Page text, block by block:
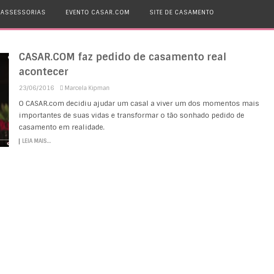
ASSESSORIAS EVENTO CASAR.COM SITE DE CASAMENTO
CASAR.COM faz pedido de casamento real
acontecer
23/06/2016 Marcela Kipman
O CASAR.com decidiu ajudar um casal a viver um dos momentos mais
importantes de suas vidas e transformar o tão sonhado pedido de
casamento em realidade.
LEIA MAIS…